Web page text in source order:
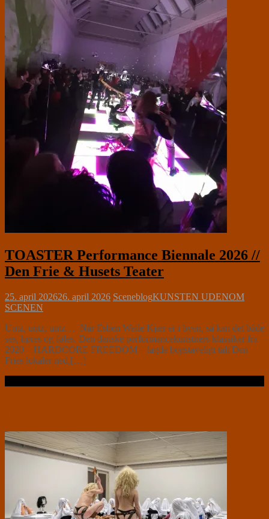
TOASTER Performance Biennale 2026 //
Den Frie & Husets Teater
25. april 202626. april 2026 SceneblogKUNSTEN UDENOM
SCENEN
Untz, untz, untz… Når Esben Weile Kjær er i byen, så kan det både
ses, høres og føles. Den danske performancekunstners klassiker fra
2020 – HARDCORE FREEDOM – lagde bogstaveligt talt Den
Fries lokaler ned,[…]